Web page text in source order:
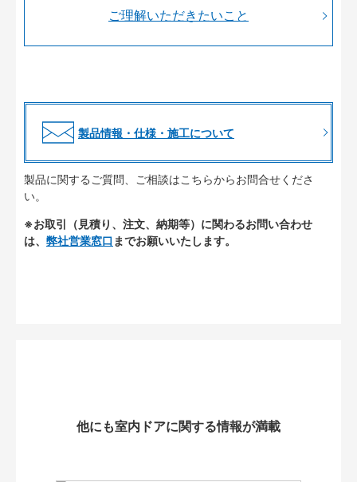
ご理解いただきたいこと
製品情報・仕様・施工について
製品に関するご質問、ご相談はこちらからお問合せくださ
い。
※お取引（見積り、注文、納期等）に関わるお問い合わせ
は、 弊社営業窓口 までお願いいたします。
他にも室内ドアに関する情報が満載